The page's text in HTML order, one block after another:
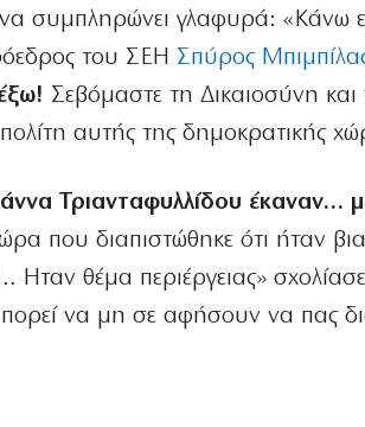
συμπληρώνει γλαφυρά: «Κάνω
του ΣΕΗ Σπύρος
Σεβόμαστε τη Δικαιοσύνη και
αυτής της δημοκρατικής
Τριανταφυλλίδου έκαναν…
που διαπιστώθηκε ότι ήταν
θέμα περιέργειας»
να μη σε αφήσουν να πας